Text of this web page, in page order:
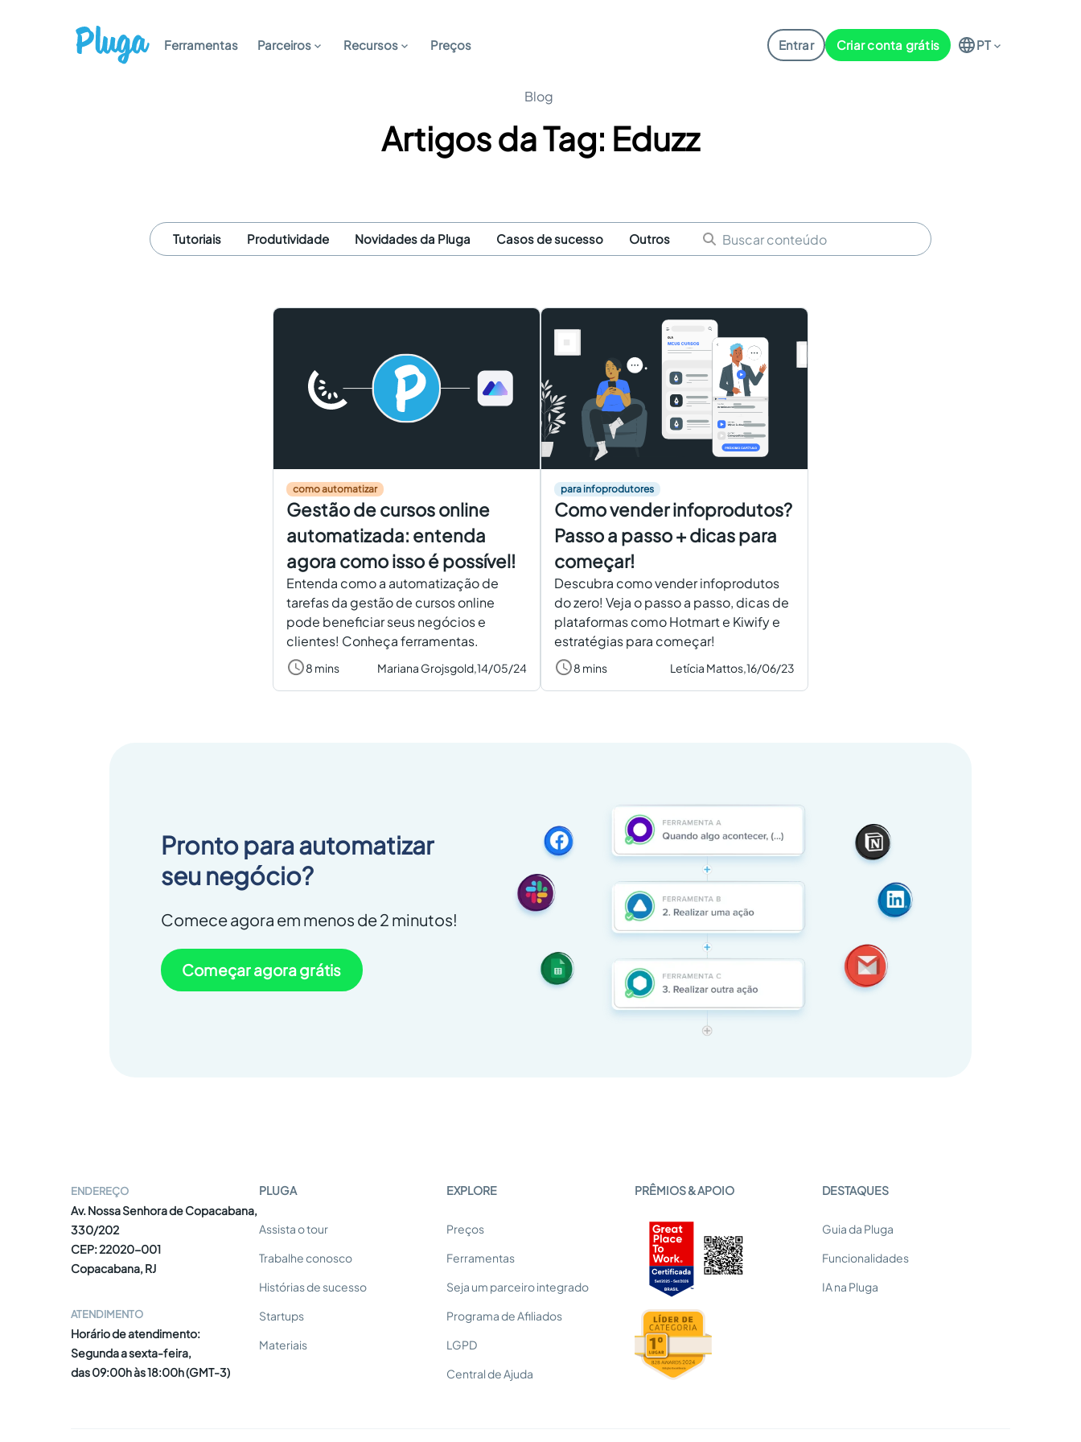
Ferramentas Parceiros Recursos Preços Entrar Criar conta grátis PT
Blog
Artigos da Tag: Eduzz
Tutoriais Produtividade Novidades da Pluga Casos de sucesso Outros
como automatizar
Gestão de cursos online
automatizada: entenda
agora como isso é possível!
Entenda como a automatização de
tarefas da gestão de cursos online
pode beneficiar seus negócios e
clientes! Conheça ferramentas.
8 mins Mariana Grojsgold, 14/05/24
para infoprodutores
Como vender infoprodutos?
Passo a passo + dicas para
começar!
Descubra como vender infoprodutos
do zero! Veja o passo a passo, dicas de
plataformas como Hotmart e Kiwify e
estratégias para começar!
8 mins Letícia Mattos,16/06/23
Pronto para automatizar
seu negócio?
Comece agora em menos de 2 minutos!
Começar agora grátis
ENDEREÇO
Av. Nossa Senhora de Copacabana,
330/202
CEP: 22020-001
Copacabana, RJ
ATENDIMENTO
Horário de atendimento:
Segunda a sexta-feira,
das 09:00h às 18:00h (GMT-3)
PLUGA
Assista o tour
Trabalhe conosco
Histórias de sucesso
Startups
Materiais
EXPLORE
Preços
Ferramentas
Seja um parceiro integrado
Programa de Afiliados
LGPD
Central de Ajuda
PRÊMIOS & APOIO DESTAQUES
Guia da Pluga
Funcionalidades
IA na Pluga